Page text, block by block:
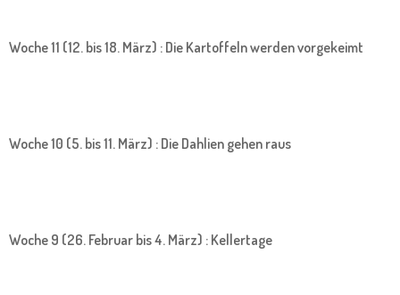
Woche 11 (12. bis 18. März) : Die Kartoffeln werden vorgekeimt
Woche 10 (5. bis 11. März) : Die Dahlien gehen raus
Woche 9 (26. Februar bis 4. März) : Kellertage